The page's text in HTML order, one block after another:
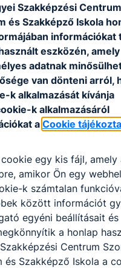
technológiai
üzemeltetési
az általa tervezett
közben méréseket,
azok eredményét
a gépek
vesz azok
azok működését
számára, aki szeretne
gyártási folyamatának
együttműködési
szervezési és
analitikus gondolkodás.
Szakképzési
és Szakképző Iskola
információkat
eszközén, amely
adatnak
van dönteni arról,
k alkalmazását kívánja
k alkalmazásáról
a Cookie
egy kis fájl, amely
amikor Ön egy
k számtalan
között információt
egyéni beállításait és
a honlap
Centrum
és Szakképző Iskola a